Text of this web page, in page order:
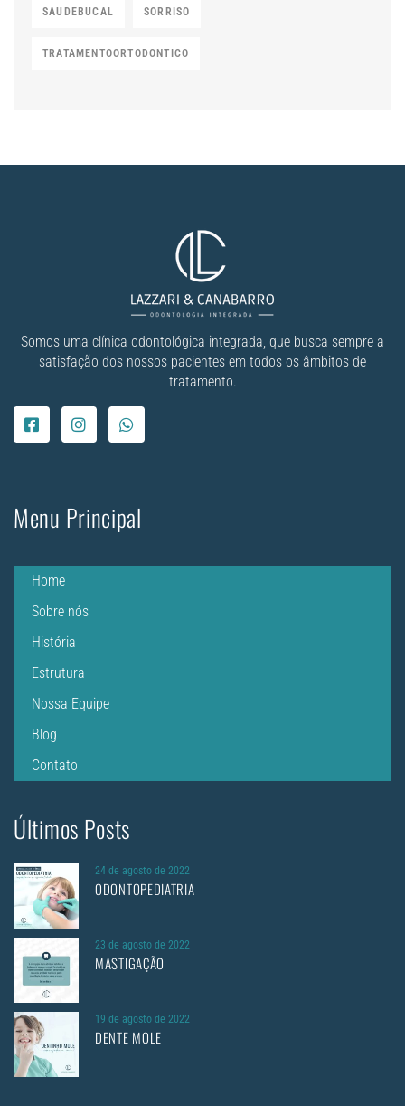
SAUDEBUCAL SORRISO
TRATAMENTOORTODONTICO
Somos uma clínica odontológica integrada, que busca sempre a
satisfação dos nossos pacientes em todos os âmbitos de
tratamento.
Menu Principal
Home
Sobre nós
História
Estrutura
Nossa Equipe
Blog
Contato
Últimos Posts
24 de agosto de 2022
ODONTOPEDIATRIA
23 de agosto de 2022
MASTIGAÇÃO
19 de agosto de 2022
DENTE MOLE